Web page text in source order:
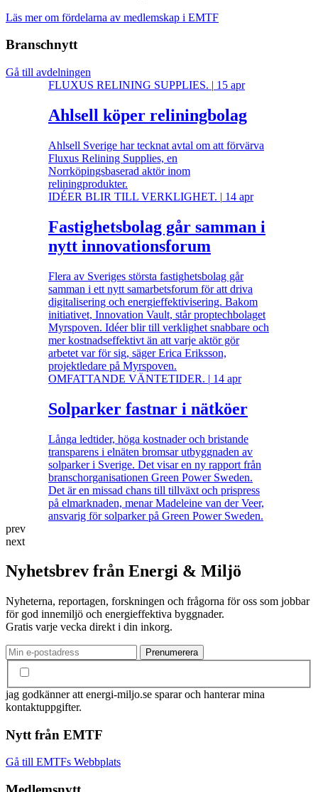
Läs mer om fördelarna av medlemskap i EMTF
Branschnytt
Gå till avdelningen
FLUXUS RELINING SUPPLIES. | 15 apr
Ahlsell köper reliningbolag
Ahlsell Sverige har tecknat avtal om att förvärva
Fluxus Relining Supplies, en
Norrköpingsbaserad aktör inom
reliningprodukter.
IDÉER BLIR TILL VERKLIGHET. | 14 apr
Fastighetsbolag går samman i
nytt innovationsforum
Flera av Sveriges största fastighetsbolag går
samman i ett nytt samarbetsforum för att driva
digitalisering och energieffektivisering. Bakom
initiativet, Innovation Vault, står proptechbolaget
Myrspoven. Idéer blir till verklighet snabbare och
mer kostnadseffektivt än att varje aktör gör
arbetet var för sig, säger Erica Eriksson,
projektledare på Myrspoven.
OMFATTANDE VÄNTETIDER. | 14 apr
Solparker fastnar i nätköer
Långa ledtider, höga kostnader och bristande
transparens i elnäten bromsar utbyggnaden av
solparker i Sverige. Det visar en ny rapport från
branschorganisationen Green Power Sweden.
Det är en missad chans till tillväxt och prispress
på elmarknaden, menar Madeleine van der Veer,
ansvarig för solparker på Green Power Sweden.
prev
next
Nyhetsbrev från Energi & Miljö
Nyheterna, reportagen, forskningen och frågorna för oss som jobbar
för god innemiljö och energieffektiva byggnader.
Gratis varje vecka direkt i din inkorg.
jag godkänner att energi-miljo.se sparar och hanterar mina
kontaktuppgifter.
Nytt från EMTF
Gå till EMTFs Webbplats